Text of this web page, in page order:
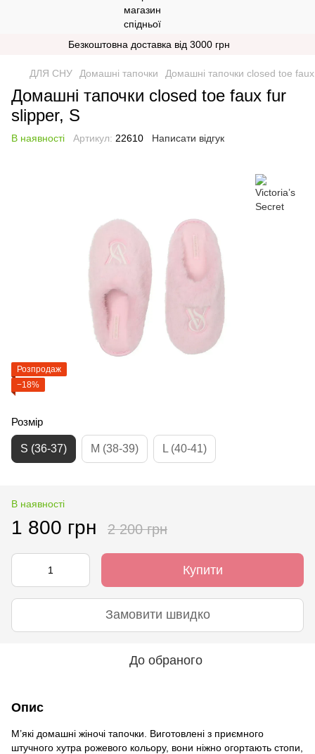
Безкоштовна доставка від 3000 грн
ДЛЯ СНУ Домашні тапочки Домашні тапочки closed toe
Домашні тапочки closed toe faux fur
slipper, S
В наявності Артикул: 22610 Написати відгук
Розпродаж
−18%
Розмір
S (36-37) M (38-39) L (40-41)
В наявності
1 800 грн 2 200 грн
Купити
Замовити швидко
До обраного
Опис
М’які домашні жіночі тапочки. Виготовлені з приємного
штучного хутра рожевого кольору, вони ніжно огортають стопи,